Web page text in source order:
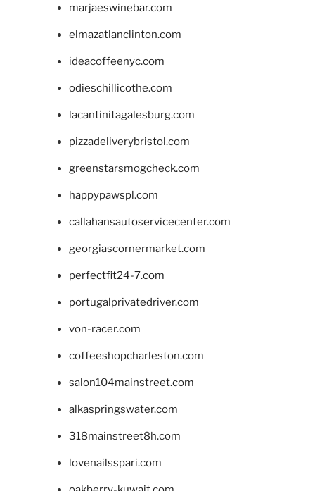
marjaeswinebar.com
elmazatlanclinton.com
ideacoffeenyc.com
odieschillicothe.com
lacantinitagalesburg.com
pizzadeliverybristol.com
greenstarsmogcheck.com
happypawspl.com
callahansautoservicecenter.com
georgiascornermarket.com
perfectfit24-7.com
portugalprivatedriver.com
von-racer.com
coffeeshopcharleston.com
salon104mainstreet.com
alkaspringswater.com
318mainstreet8h.com
lovenailsspari.com